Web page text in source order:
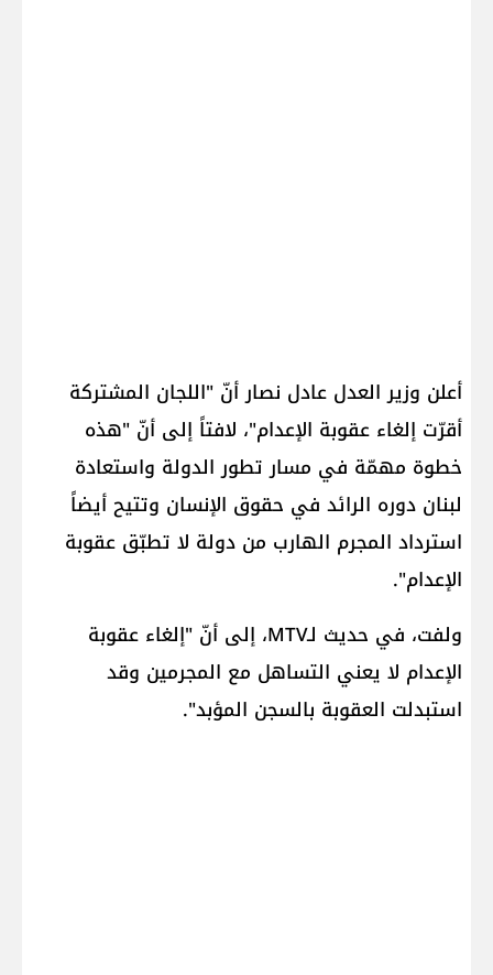
أعلن وزير العدل عادل نصار أنّ "اللجان المشتركة
أقرّت إلغاء عقوبة الإعدام"، لافتاً إلى أنّ "هذه
خطوة مهمّة في مسار تطور الدولة واستعادة
لبنان دوره الرائد في حقوق الإنسان وتتيح أيضاً
استرداد المجرم الهارب من دولة لا تطبّق عقوبة
الإعدام".
ولفت، في حديث لـMTV، إلى أنّ "إلغاء عقوبة
الإعدام لا يعني التساهل مع المجرمين وقد
استبدلت العقوبة بالسجن المؤبد".